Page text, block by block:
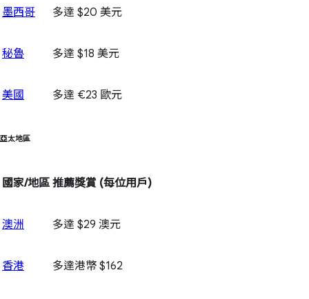
墨西哥 多達 $20 美元
秘魯 多達 $18 美元
美國 多達 €23 歐元
亞太地區
國家/地區 推薦獎賞 (每位用戶)
澳洲 多達 $29 澳元
香港 多達港幣 $162